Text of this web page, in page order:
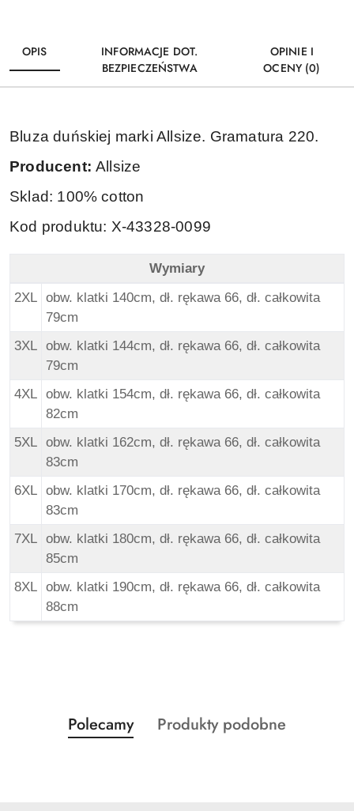
OPIS
INFORMACJE DOT.
BEZPIECZEŃSTWA
OPINIE I
OCENY (0)
Bluza duńskiej marki Allsize. Gramatura 220.
Producent: Allsize
Sklad: 100% cotton
Kod produktu: X-43328-0099
North 56Denim Duża Bluza - Granat - Wymiary
Wymiary
2XL obw. klatki 140cm, dł. rękawa 66, dł. całkowita
79cm
3XL obw. klatki 144cm, dł. rękawa 66, dł. całkowita
79cm
4XL obw. klatki 154cm, dł. rękawa 66, dł. całkowita
82cm
5XL obw. klatki 162cm, dł. rękawa 66, dł. całkowita
83cm
6XL obw. klatki 170cm, dł. rękawa 66, dł. całkowita
83cm
7XL obw. klatki 180cm, dł. rękawa 66, dł. całkowita
85cm
8XL obw. klatki 190cm, dł. rękawa 66, dł. całkowita
88cm
Pomiń karuzelę produktów
Produkty
o
Polecamy
Produkty
Produkty podobne